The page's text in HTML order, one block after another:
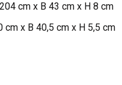
cm x B 43 cm x H 8 cm
cm x B 40,5 cm x H 5,5 cm